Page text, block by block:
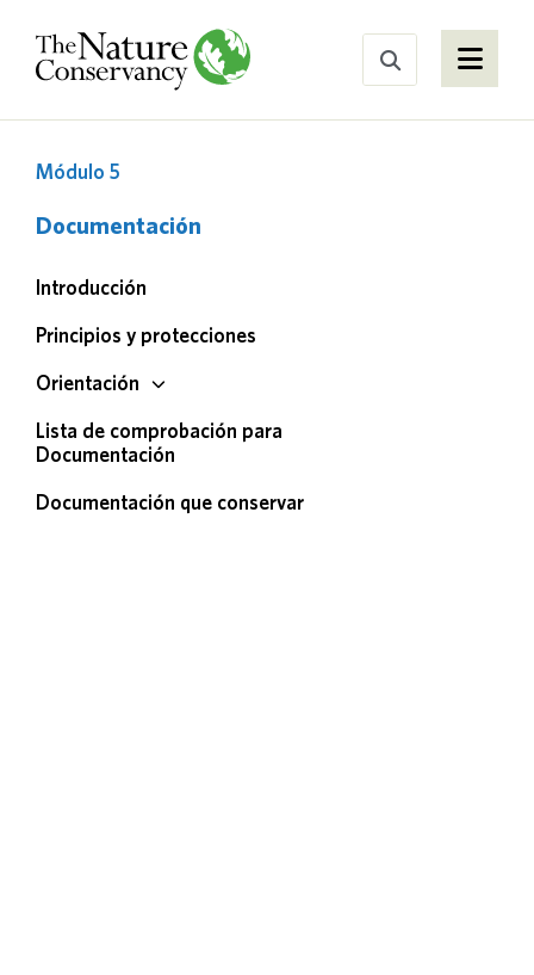
Módulo 5
Documentación
Introducción
Principios y protecciones
Orientación
Lista de comprobación para
Documentación
Documentación que conservar